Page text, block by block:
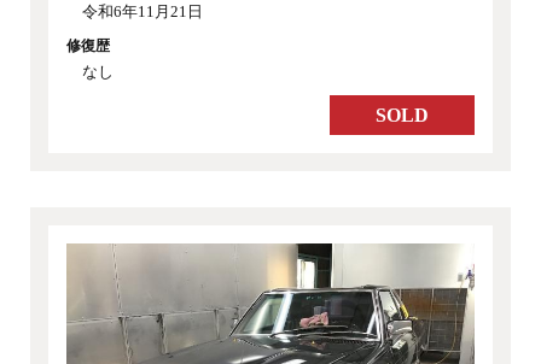
令和6年11月21日
修復歴
なし
SOLD